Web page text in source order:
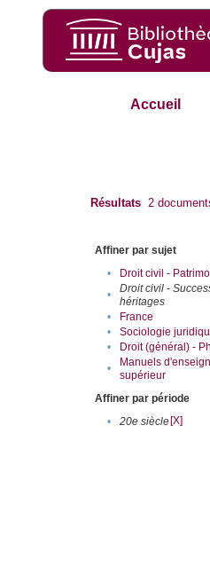
Accueil
Résultats 2
Affiner par sujet
•
Droit civil -
•
Droit civil -
héritages
• France
•
Sociologie
•
Droit (général) -
•
Manuels
supérieur
Affiner par période
•
20e siècle[X]